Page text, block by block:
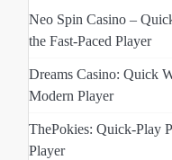
Neo Spin Casino –
the Fast‑Paced Player
Dreams Casino: Quick
Modern Player
ThePokies: Quick‑Play
Player